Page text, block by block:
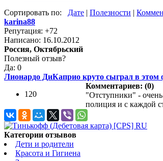
Сортировать по:
Дате | Полезности |
karina88
Репутация: +72
Написано: 16.10.2012
Россия, Октябрьский
Полезный отзыв?
Да: 0
Лионардо ДиКаприо круто сыграл в этом
120
Комментариев: (0)
"Отступники" -
полиция и с каждой
Категории отзывов
Дети и родители
Красота и Гигиена